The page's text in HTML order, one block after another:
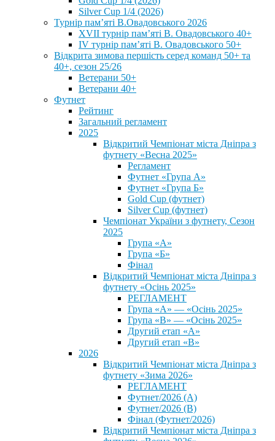
Silver Cup 1/4 (2026)
Турнір пам’яті В.Овадовського 2026
XVII турнір пам’яті В. Овадовського 40+
IV турнір пам’яті В. Овадовського 50+
Відкрита зимова першість серед команд 50+ та
40+, сезон 25/26
Ветерани 50+
Ветерани 40+
Футнет
Рейтинг
Загальний регламент
2025
Відкритий Чемпіонат міста Дніпра з
футнету «Весна 2025»
Регламент
Футнет «Група А»
Футнет «Група Б»
Gold Cup (футнет)
Silver Cup (футнет)
Чемпіонат України з футнету, Сезон
2025
Група «А»
Група «Б»
Фінал
Відкритий Чемпіонат міста Дніпра з
футнету «Осінь 2025»
РЕГЛАМЕНТ
Група «А» — «Осінь 2025»
Група «В» — «Осінь 2025»
Другий етап «А»
Другий етап «В»
2026
Відкритий Чемпіонат міста Дніпра з
футнету «Зима 2026»
РЕГЛАМЕНТ
Футнет/2026 (А)
Футнет/2026 (В)
Фінал (Футнет/2026)
Відкритий Чемпіонат міста Дніпра з